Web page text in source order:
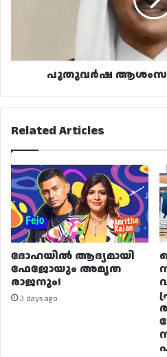
പുതുവർഷ
Related Articles
ദോഹയിൽ ആദ്യമായി
ഫേജോയും അമൃത
രാജനും!
3 days ago